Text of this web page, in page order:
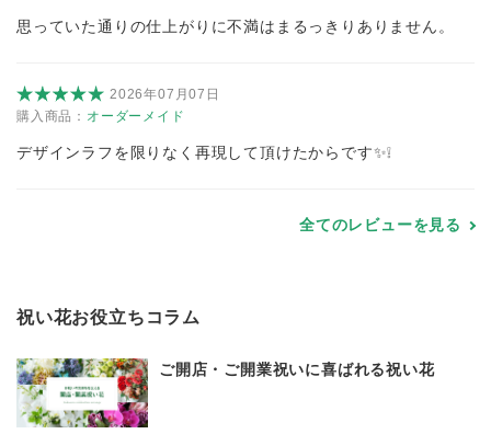
思っていた通りの仕上がりに不満はまるっきりありません。
2026年07月07日
購入商品： オーダーメイド
デザインラフを限りなく再現して頂けたからです✨️❕
全てのレビューを見る
祝い花お役立ちコラム
ご開店・ご開業祝いに喜ばれる祝い花